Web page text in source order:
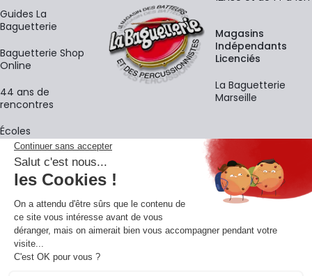
Guides La
Baguetterie
Baguetterie Shop
Online
44 ans de
rencontres
Écoles
Magasins
Indépendants
Licenciés
La Baguetterie
Marseille
La newsletter
Adresse e-mail
En vous inscrivant à notre newsletter, vous acceptez notre
confidentialité.
Retrouvons-nous sur